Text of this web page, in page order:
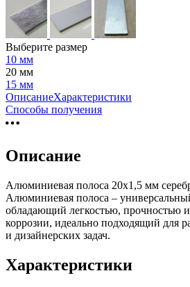
Выберите размер
10 мм
20 мм
15 мм
ОписаниеХарактеристики
Способы получения
Описание
Алюминиевая полоса 20х1,5 мм
Алюминиевая полоса –
обладающий легкостью, прочностью
коррозии, идеально подходящий для
и дизайнерских задач.
Характеристики